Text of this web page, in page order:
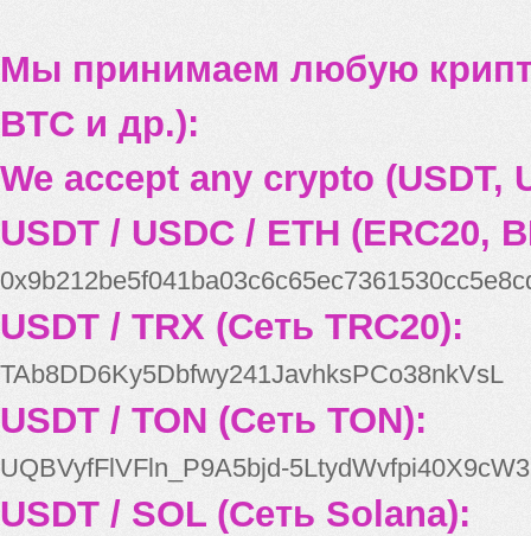
Мы принимаем любую
BTC и др.):
We accept any crypto (USDT,
USDT / USDC / ETH (ERC20,
USDT / TRX (Сеть TRC20):
TAb8DD6Ky5Dbfwy241JavhksPCo38nkVsL
USDT / TON (Сеть TON):
UQBVyfFlVFln_P9A5bjd-
USDT / SOL (Сеть Solana):